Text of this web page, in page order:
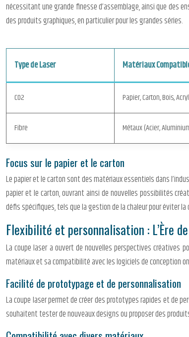
nécessitant une grande finesse d’assemblage, ainsi que des
des produits graphiques, en particulier pour les grandes séries.
Type de Laser Matériaux
CO2 Papier, Carton, Bois,
Fibre Métaux (Acier,
Focus sur le papier et le carton
Le papier et le carton sont des matériaux essentiels dans
papier et le carton, ouvrant ainsi de nouvelles possibilités
défis spécifiques, tels que la gestion de la chaleur pour éviter
Flexibilité et personnalisation : L’Ère
La coupe laser a ouvert de nouvelles perspectives créatives
matériaux et sa compatibilité avec les logiciels de conception
Facilité de prototypage et de personnalisation
La coupe laser permet de créer des prototypes rapides et de
souhaitent tester de nouveaux designs ou proposer des